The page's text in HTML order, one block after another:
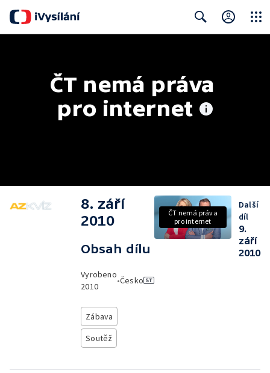
ČT nemá práva
pro internet
8. září
2010
Obsah dílu
Vyrobeno
2010
•Česko
Zábava
Soutěž
ČT nemá práva
pro internet
Další
díl
9.
září
2010